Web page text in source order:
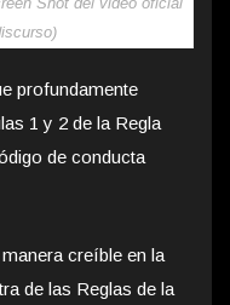
profundamente
1 y 2 de la Regla
de conducta
creíble en la
de las Reglas de la